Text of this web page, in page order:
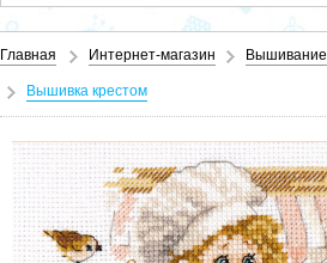
Главная Интернет-магазин Вышивание
Вышивка крестом